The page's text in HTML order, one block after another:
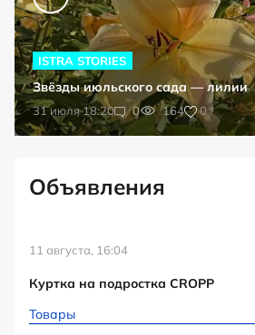
31 июля 18:20 0 164 0
ISTRA STORIES
Звёзды июльского сада — лилии
Объявления
11 августа, 16:04
Куртка на подростка CROPP
Товары